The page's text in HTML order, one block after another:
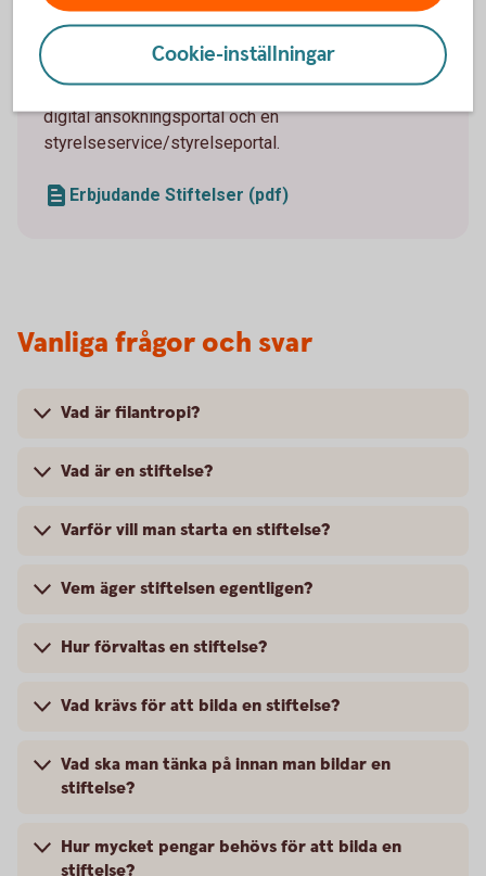
sparbanken, med tillgångar över 5 mkr erbjuder vi
hjälp med administrationen. Till exempel finansiell
redovisning, årsredovisning, deklaration, hantering av
fakturor, löner och utbetalningar. Vi erbjuder även en
digital ansökningsportal och en
styrelseservice/styrelseportal.
Erbjudande Stiftelser (pdf)
Vanliga frågor och svar
Vad är filantropi?
Vad är en stiftelse?
Varför vill man starta en stiftelse?
Vem äger stiftelsen egentligen?
Hur förvaltas en stiftelse?
Vad krävs för att bilda en stiftelse?
Vad ska man tänka på innan man bildar en
stiftelse?
Hur mycket pengar behövs för att bilda en
stiftelse?
Cookie-inställningar